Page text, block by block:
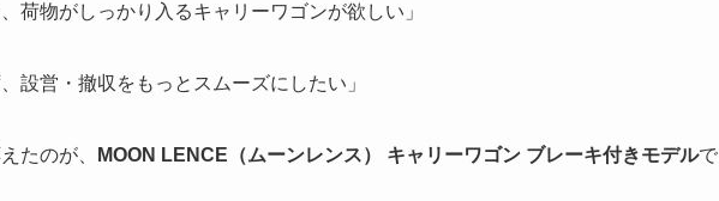
荷物がしっかり入るキャリーワゴンが欲しい」
設営・撤収をもっとスムーズにしたい」
たのが、 MOON LENCE（ムーンレンス） キャリーワゴン ブレーキ付きモデルで